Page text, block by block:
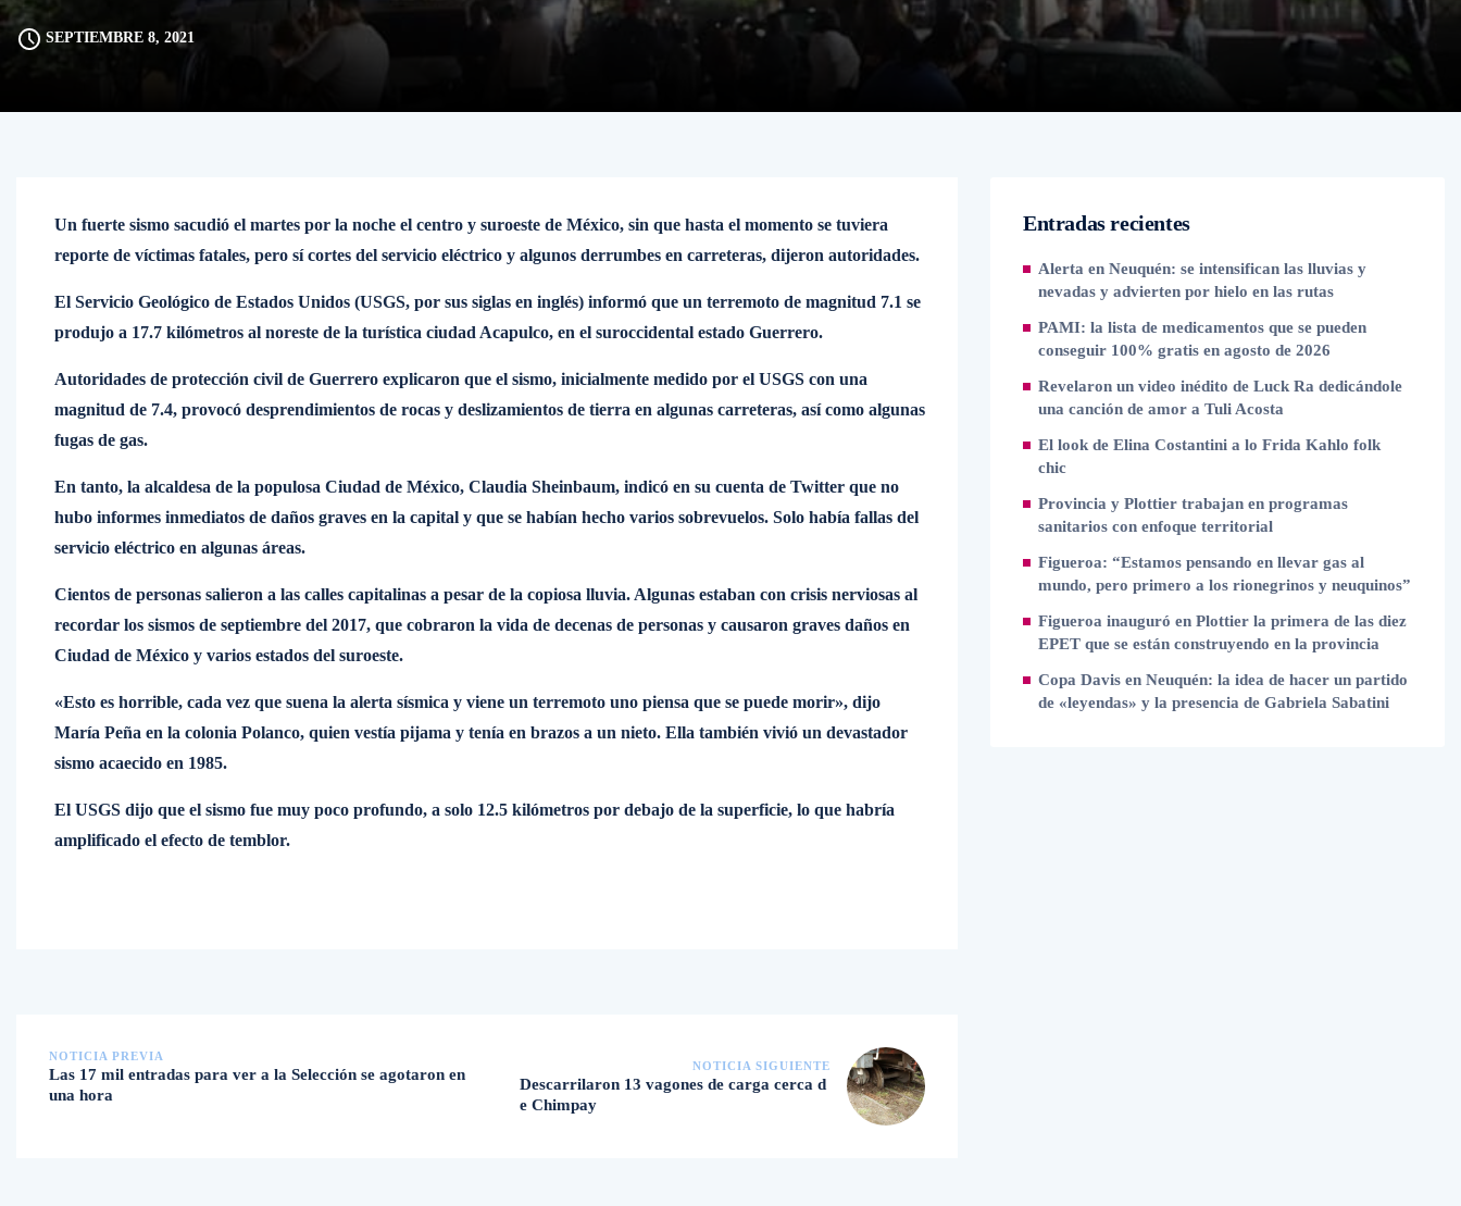
SEPTIEMBRE 8, 2021
Un fuerte sismo sacudió el martes por la noche el centro y suroeste de México, sin que hasta el momento se tuviera
reporte de víctimas fatales, pero sí cortes del servicio eléctrico y algunos derrumbes en carreteras, dijeron autoridades.
El Servicio Geológico de Estados Unidos (USGS, por sus siglas en inglés) informó que un terremoto de magnitud 7.1 se
produjo a 17.7 kilómetros al noreste de la turística ciudad Acapulco, en el suroccidental estado Guerrero.
Autoridades de protección civil de Guerrero explicaron que el sismo, inicialmente medido por el USGS con una
magnitud de 7.4, provocó desprendimientos de rocas y deslizamientos de tierra en algunas carreteras, así como algunas
fugas de gas.
En tanto, la alcaldesa de la populosa Ciudad de México, Claudia Sheinbaum, indicó en su cuenta de Twitter que no
hubo informes inmediatos de daños graves en la capital y que se habían hecho varios sobrevuelos. Solo había fallas del
servicio eléctrico en algunas áreas.
Cientos de personas salieron a las calles capitalinas a pesar de la copiosa lluvia. Algunas estaban con crisis nerviosas al
recordar los sismos de septiembre del 2017, que cobraron la vida de decenas de personas y causaron graves daños en
Ciudad de México y varios estados del suroeste.
«Esto es horrible, cada vez que suena la alerta sísmica y viene un terremoto uno piensa que se puede morir», dijo
María Peña en la colonia Polanco, quien vestía pijama y tenía en brazos a un nieto. Ella también vivió un devastador
sismo acaecido en 1985.
El USGS dijo que el sismo fue muy poco profundo, a solo 12.5 kilómetros por debajo de la superficie, lo que habría
amplificado el efecto de temblor.
NOTICIA PREVIA
Las 17 mil entradas para ver a la Selección se agotaron en
una hora
NOTICIA SIGUIENTE
Descarrilaron 13 vagones de carga cerca d
e Chimpay
Entradas recientes
Alerta en Neuquén: se intensifican las lluvias y
nevadas y advierten por hielo en las rutas
PAMI: la lista de medicamentos que se pueden
conseguir 100% gratis en agosto de 2026
Revelaron un video inédito de Luck Ra dedicándole
una canción de amor a Tuli Acosta
El look de Elina Costantini a lo Frida Kahlo folk
chic
Provincia y Plottier trabajan en programas
sanitarios con enfoque territorial
Figueroa: “Estamos pensando en llevar gas al
mundo, pero primero a los rionegrinos y neuquinos”
Figueroa inauguró en Plottier la primera de las diez
EPET que se están construyendo en la provincia
Copa Davis en Neuquén: la idea de hacer un partido
de «leyendas» y la presencia de Gabriela Sabatini